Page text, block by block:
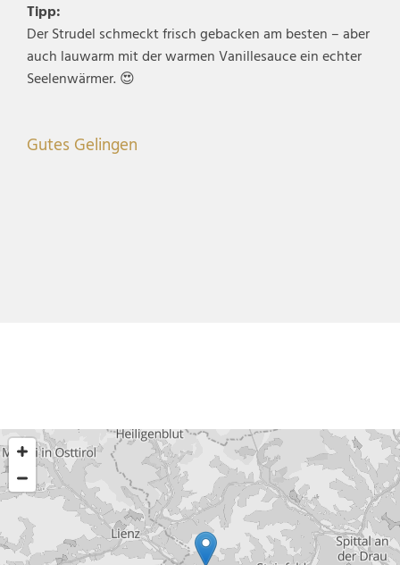
Tipp:
Der Strudel schmeckt frisch gebacken am besten – aber
auch lauwarm mit der warmen Vanillesauce ein echter
Seelenwärmer. 😍
Gutes Gelingen